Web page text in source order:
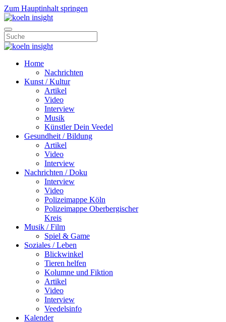
Zum Hauptinhalt springen
Home
Nachrichten
Kunst / Kultur
Artikel
Video
Interview
Musik
Künstler Dein Veedel
Gesundheit / Bildung
Artikel
Video
Interview
Nachrichten / Doku
Interview
Video
Polizeimappe Köln
Polizeimappe Oberbergischer
Kreis
Musik / Film
Spiel & Game
Soziales / Leben
Blickwinkel
Tieren helfen
Kolumne und Fiktion
Artikel
Video
Interview
Veedelsinfo
Kalender